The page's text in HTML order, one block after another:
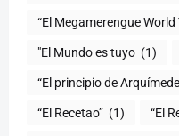
“El Megamerengue World
"El Mundo es tuyo (1)
“El principio de
“El Recetao” (1) “El